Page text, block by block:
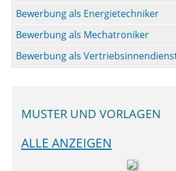
Bewerbung als Energietechniker
Bewerbung als Mechatroniker
Bewerbung als
MUSTER UND VORLAGEN
ALLE ANZEIGEN